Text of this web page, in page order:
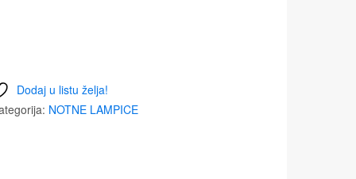
Dodaj u listu želja!
NOTNE LAMPICE